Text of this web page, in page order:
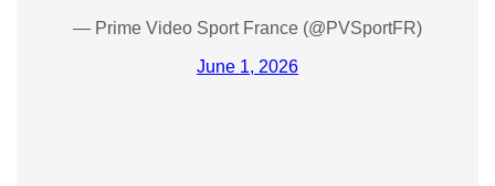
— Prime Video Sport France (@PVSportFR)
June 1, 2026